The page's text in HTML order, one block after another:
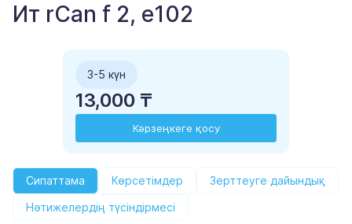
Ит rCan f 2, e102
3-5 күн
13,000 ₸
Кәрзеңкеге қосу
Сипаттама Көрсетімдер
Зерттеуге дайындық
Нәтижелердің түсіндірмесі